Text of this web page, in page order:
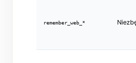
remember_web_*